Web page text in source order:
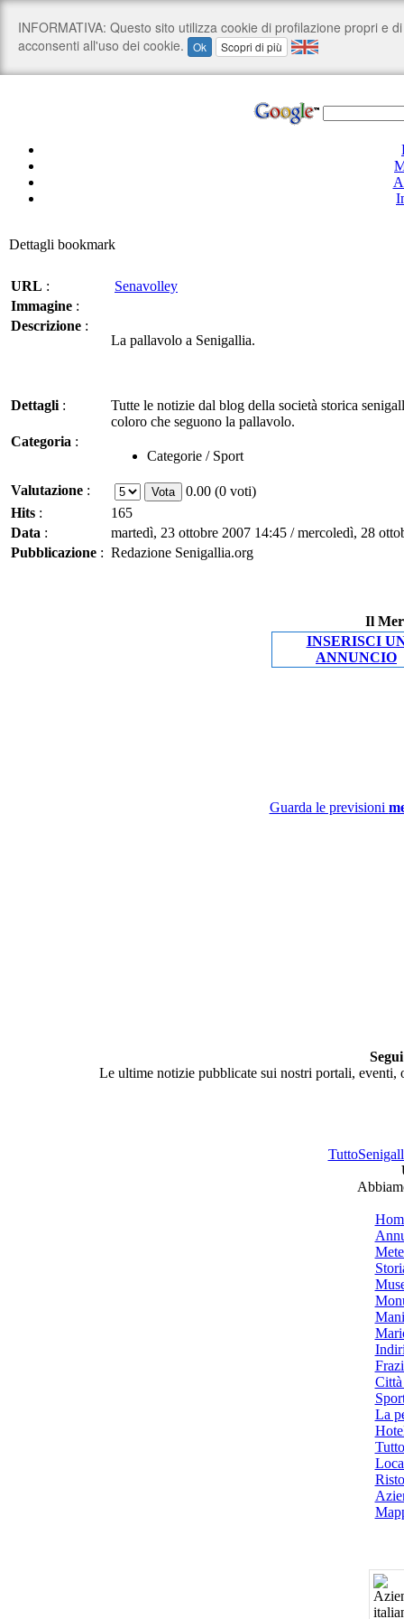
Dettagli bookmark
URL :
Senavolley
Immagine :
Descrizione :
La pallavolo a Senigallia.
Dettagli :
Tutte le notizie dal blog della società storica
coloro che seguono la pallavolo.
Categoria :
Categorie / Sport
Valutazione :
0.00 (0 voti)
Hits :
165
Data :
martedì, 23 ottobre 2007 14:45 / mercoledì, 28
Pubblicazione : Redazione Senigallia.org
Il
INSERISCI
ANNUNCIO
Guarda le previsioni
Le ultime notizie pubblicate sui nostri portali,
Città
La